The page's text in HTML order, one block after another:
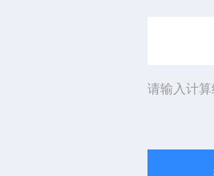
请输入计